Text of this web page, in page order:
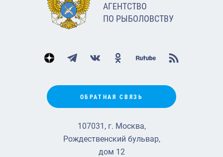
АГЕНТСТВО
ПО РЫБОЛОВСТВУ
ОБРАТНАЯ СВЯЗЬ
107031, г. Москва,
Рождественский бульвар,
дом 12